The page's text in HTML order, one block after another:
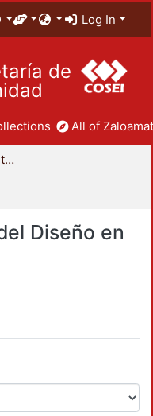
Log In
de
All of
División de Ciencias y Artes para el Diseño
Diseño en